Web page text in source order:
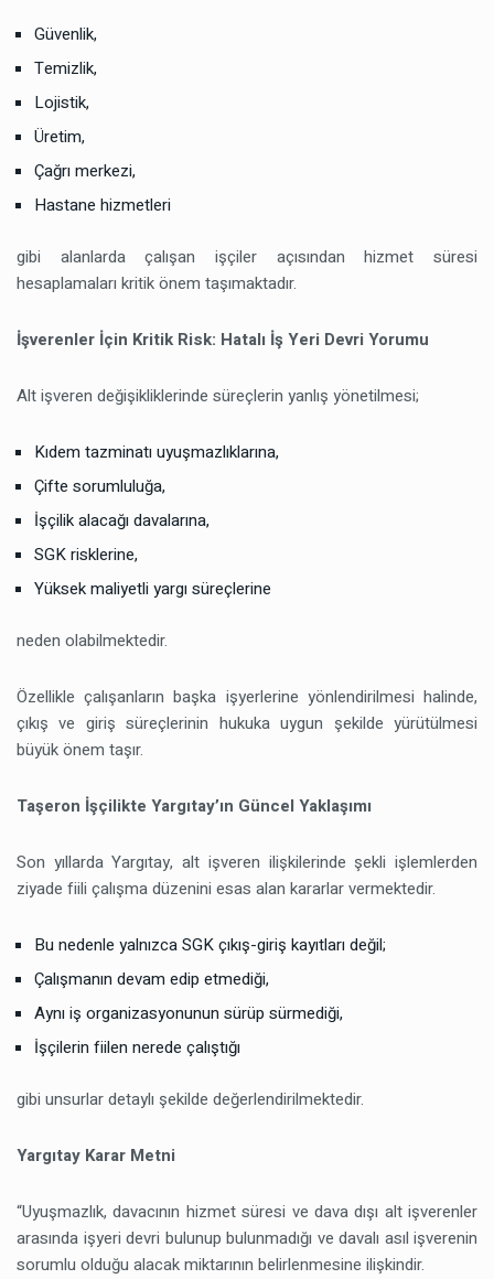
Güvenlik,
Temizlik,
Lojistik,
Üretim,
Çağrı merkezi,
Hastane hizmetleri
gibi alanlarda çalışan işçiler açısından hizmet süresi
hesaplamaları kritik önem taşımaktadır.
İşverenler İçin Kritik Risk: Hatalı İş Yeri Devri Yorumu
Alt işveren değişikliklerinde süreçlerin yanlış yönetilmesi;
Kıdem tazminatı uyuşmazlıklarına,
Çifte sorumluluğa,
İşçilik alacağı davalarına,
SGK risklerine,
Yüksek maliyetli yargı süreçlerine
neden olabilmektedir.
Özellikle çalışanların başka işyerlerine yönlendirilmesi halinde,
çıkış ve giriş süreçlerinin hukuka uygun şekilde yürütülmesi
büyük önem taşır.
Taşeron İşçilikte Yargıtay’ın Güncel Yaklaşımı
Son yıllarda Yargıtay, alt işveren ilişkilerinde şekli işlemlerden
ziyade fiili çalışma düzenini esas alan kararlar vermektedir.
Bu nedenle yalnızca SGK çıkış-giriş kayıtları değil;
Çalışmanın devam edip etmediği,
Aynı iş organizasyonunun sürüp sürmediği,
İşçilerin fiilen nerede çalıştığı
gibi unsurlar detaylı şekilde değerlendirilmektedir.
Yargıtay Karar Metni
“Uyuşmazlık, davacının hizmet süresi ve dava dışı alt işverenler
arasında işyeri devri bulunup bulunmadığı ve davalı asıl işverenin
sorumlu olduğu alacak miktarının belirlenmesine ilişkindir.